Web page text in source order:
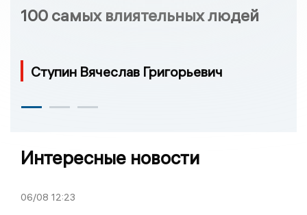
100 самых влиятельных людей
Ступин Вячеслав Григорьевич
Интересные новости
06/08 12:23